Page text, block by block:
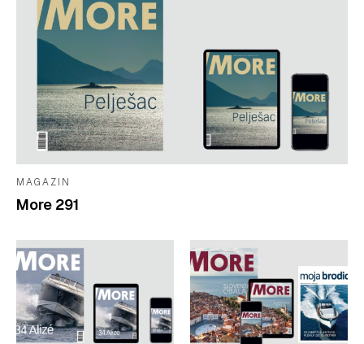
MAGAZIN
More 291